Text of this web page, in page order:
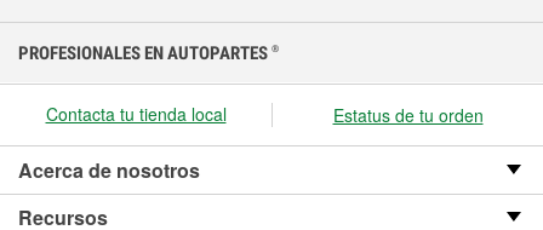
PROFESIONALES EN AUTOPARTES ®
Contacta tu tienda local Estatus de tu orden
Acerca de nosotros
Recursos